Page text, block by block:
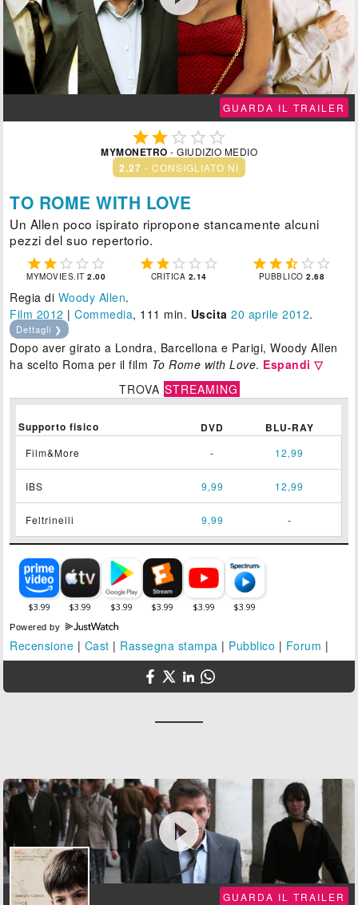
GUARDA IL TRAILER
   
MYMONETRO - GIUDIZIO MEDIO
2.27 - CONSIGLIATO NÌ
TO ROME WITH LOVE
Un Allen poco ispirato ripropone stancamente alcuni
pezzi del suo repertorio.
    
MYMOVIES.IT2.00
    
CRITICA 2.14
    
PUBBLICO2.68
Regia di Woody Allen.
Film 2012 |Commedia, 111 min. Uscita 20 aprile 2012.
Dettagli ❯
Dopo aver girato a Londra, Barcellona e Parigi, Woody Allen
ha scelto Roma per il film To Rome with Love. Espandi ▽
TROVA STREAMING
Supporto fisico DVD BLU-RAY
Film&More - 12,99
IBS 9,99 12,99
Feltrinelli 9,99 -
Powered by
Recensione | Cast | Rassegna stampa | Pubblico | Forum |

GUARDA IL TRAILER